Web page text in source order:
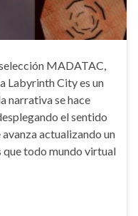
MADATAC,
Labyrinth City es un
narrativa se hace
el sentido
actualizando un
todo mundo virtual